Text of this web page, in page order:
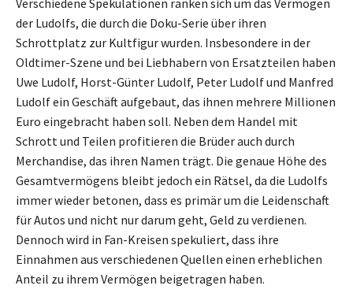
Verschiedene Spekulationen ranken sich um das Vermögen
der Ludolfs, die durch die Doku-Serie über ihren
Schrottplatz zur Kultfigur wurden. Insbesondere in der
Oldtimer-Szene und bei Liebhabern von Ersatzteilen haben
Uwe Ludolf, Horst-Günter Ludolf, Peter Ludolf und Manfred
Ludolf ein Geschäft aufgebaut, das ihnen mehrere Millionen
Euro eingebracht haben soll. Neben dem Handel mit
Schrott und Teilen profitieren die Brüder auch durch
Merchandise, das ihren Namen trägt. Die genaue Höhe des
Gesamtvermögens bleibt jedoch ein Rätsel, da die Ludolfs
immer wieder betonen, dass es primär um die Leidenschaft
für Autos und nicht nur darum geht, Geld zu verdienen.
Dennoch wird in Fan-Kreisen spekuliert, dass ihre
Einnahmen aus verschiedenen Quellen einen erheblichen
Anteil zu ihrem Vermögen beigetragen haben.